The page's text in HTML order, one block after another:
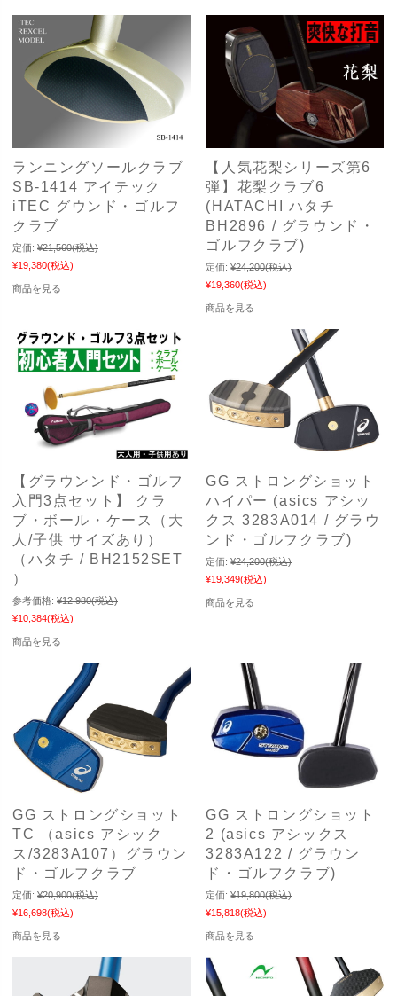
ランニングソールクラブ
SB-1414 アイテック
iTEC グウンド・ゴルフ
クラブ
定価: ¥21,560(税込)
¥19,380(税込)
商品を見る
【人気花梨シリーズ第6
弾】花梨クラブ6
(HATACHI ハタチ
BH2896 / グラウンド・
ゴルフクラブ)
定価: ¥24,200(税込)
¥19,360(税込)
商品を見る
【グラウンンド・ゴルフ
入門3点セット】 クラ
ブ・ボール・ケース（大
人/子供 サイズあり）
（ハタチ / BH2152SET
）
参考価格: ¥12,980(税込)
¥10,384(税込)
商品を見る
GG ストロングショット
ハイパー (asics アシッ
クス 3283A014 / グラウ
ンド・ゴルフクラブ)
定価: ¥24,200(税込)
¥19,349(税込)
商品を見る
GG ストロングショット
TC （asics アシック
ス/3283A107）グラウン
ド・ゴルフクラブ
定価: ¥20,900(税込)
¥16,698(税込)
商品を見る
GG ストロングショット
2 (asics アシックス
3283A122 / グラウン
ド・ゴルフクラブ)
定価: ¥19,800(税込)
¥15,818(税込)
商品を見る